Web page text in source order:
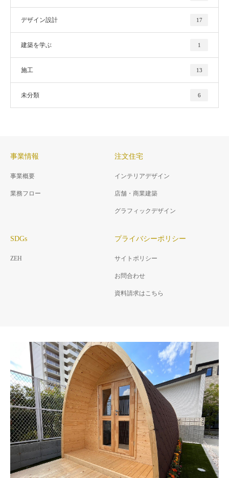
デザイン設計 17
建築を学ぶ 1
施工 13
未分類 6
事業情報
事業概要
業務フロー
注文住宅
インテリアデザイン
店舗・商業建築
グラフィックデザイン
SDGs
ZEH
プライバシーポリシー
サイトポリシー
お問合わせ
資料請求はこちら